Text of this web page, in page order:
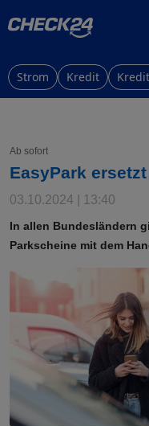
Strom Kredit
Ab sofort
EasyPark
03.10.2024 | 13:40
In allen Bundesländern
Parkscheine mit dem